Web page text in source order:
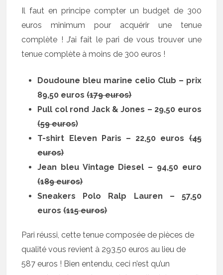
Il faut en principe compter un budget de 300
euros minimum pour acquérir une tenue
complète ! J’ai fait le pari de vous trouver une
tenue complète à moins de 300 euros !
Doudoune bleu marine celio Club – prix
89,50 euros(179 euros)
Pull col rond Jack & Jones – 29,50 euros
(59 euros)
T-shirt Eleven Paris – 22,50 euros(45
euros)
Jean bleu Vintage Diesel – 94,50 euro
(189 euros)
Sneakers Polo Ralp Lauren – 57,50
euros(115 euros)
Pari réussi, cette tenue composée de pièces de
qualité vous revient à 293,50 euros au lieu de
587 euros ! Bien entendu, ceci n’est qu’un